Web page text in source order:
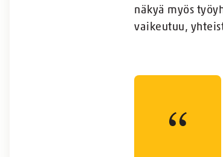
näkyä myös
vaikeutuu,